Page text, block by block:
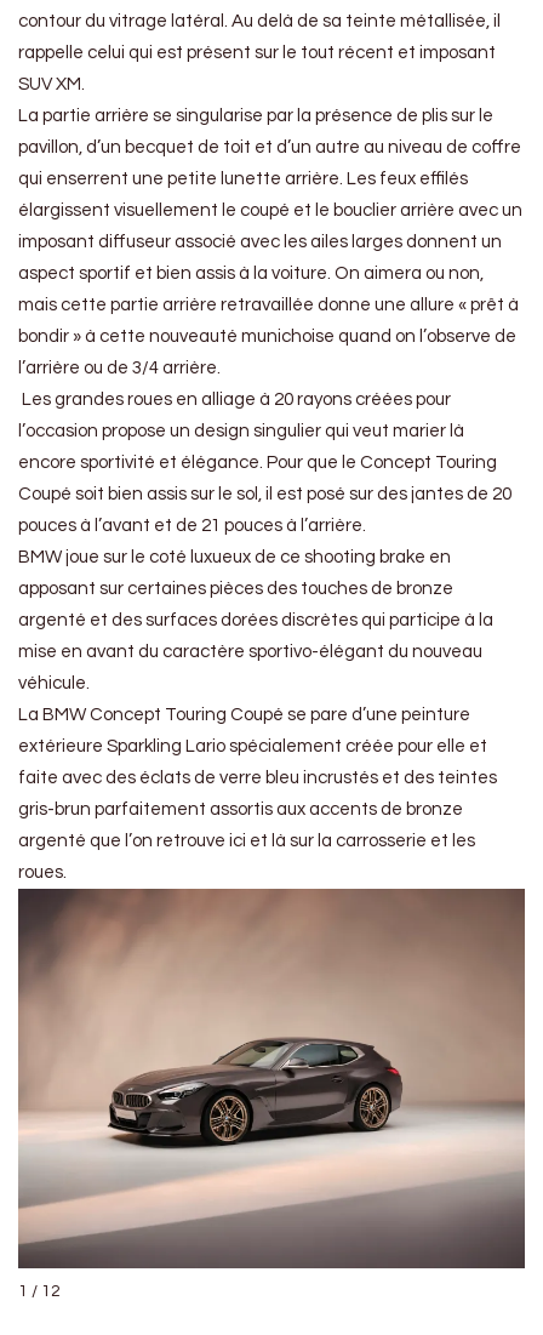
contour du vitrage latéral. Au delà de sa teinte métallisée, il
rappelle celui qui est présent sur le tout récent et imposant
SUV XM.
La partie arrière se singularise par la présence de plis sur le
pavillon, d’un becquet de toit et d’un autre au niveau de coffre
qui enserrent une petite lunette arrière. Les feux effilés
élargissent visuellement le coupé et le bouclier arrière avec un
imposant diffuseur associé avec les ailes larges donnent un
aspect sportif et bien assis à la voiture. On aimera ou non,
mais cette partie arrière retravaillée donne une allure « prêt à
bondir » à cette nouveauté munichoise quand on l’observe de
l’arrière ou de 3/4 arrière.
Les grandes roues en alliage à 20 rayons créées pour
l’occasion propose un design singulier qui veut marier là
encore sportivité et élégance. Pour que le Concept Touring
Coupé soit bien assis sur le sol, il est posé sur des jantes de 20
pouces à l’avant et de 21 pouces à l’arrière.
BMW joue sur le coté luxueux de ce shooting brake en
apposant sur certaines pièces des touches de bronze
argenté et des surfaces dorées discrètes qui participe à la
mise en avant du caractère sportivo-élégant du nouveau
véhicule.
La BMW Concept Touring Coupé se pare d’une peinture
extérieure Sparkling Lario spécialement créée pour elle et
faite avec des éclats de verre bleu incrustés et des teintes
gris-brun parfaitement assortis aux accents de bronze
argenté que l’on retrouve ici et là sur la carrosserie et les
roues.
1 / 12